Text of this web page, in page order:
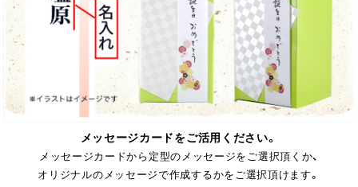
メッセージカードをご活用ください。
メッセージカードから定型のメッセージをご選択頂くか、
オリジナルのメッセージで作成するかをご選択頂けます。